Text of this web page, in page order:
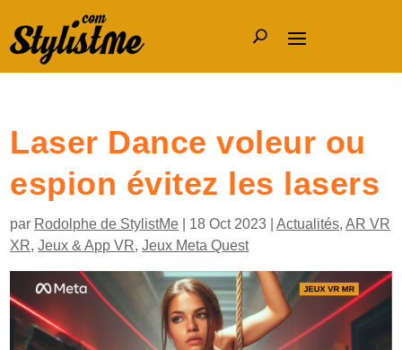
Laser Dance voleur ou
espion évitez les lasers
par Rodolphe de StylistMe 18 Oct 2023 |Actualités,AR VR
XR,Jeux & App VR,Jeux Meta Quest